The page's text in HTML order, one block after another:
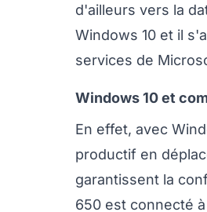
d'ailleurs vers la
Windows 10 et il
services de
Windows 10 et
En effet, avec
productif en
garantissent la
650 est connecté